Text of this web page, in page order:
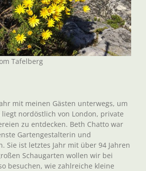
Tafelberg
mit meinen Gästen unterwegs, um
liegt nordöstlich von London, private
zu entdecken. Beth Chatto war
Gartengestalterin und
Sie ist letztes Jahr mit über 94 Jahren
Schaugarten wollen wir bei
besuchen, wie zahlreiche kleine